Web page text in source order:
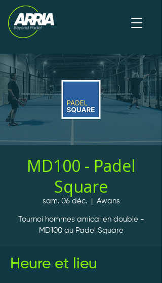
MD100 - Padel
Square
sam. 06 déc.
  |
Awans
Tournoi hommes amical en double -
MD100 au Padel Square
Heure et lieu